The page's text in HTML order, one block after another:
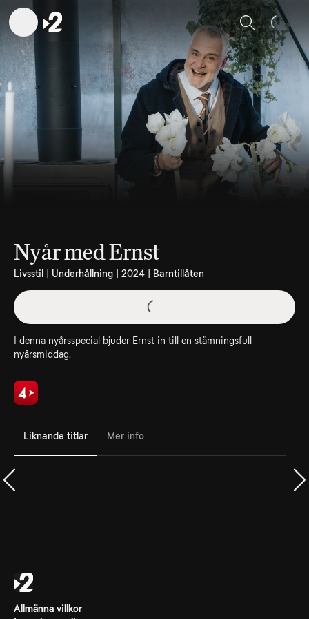
Sök
Nyår med Ernst
Livsstil | Underhållning | 2024 | Barntillåten
I denna nyårsspecial bjuder Ernst in till en stämningsfull
nyårsmiddag.
Liknande titlar Mer info
Allmänna villkor